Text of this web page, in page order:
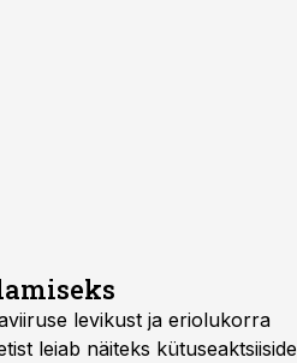
levikust ja eriolukorra
leiab näiteks kütuseaktsiiside